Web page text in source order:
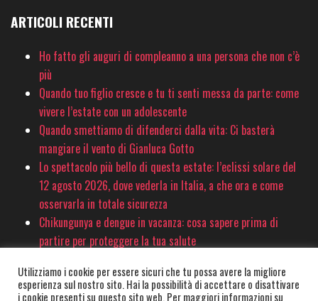
ARTICOLI RECENTI
Ho fatto gli auguri di compleanno a una persona che non c’è
più
Quando tuo figlio cresce e tu ti senti messa da parte: come
vivere l’estate con un adolescente
Quando smettiamo di difenderci dalla vita: Ci basterà
mangiare il vento di Gianluca Gotto
Lo spettacolo più bello di questa estate: l’eclissi solare del
12 agosto 2026, dove vederla in Italia, a che ora e come
osservarla in totale sicurezza
Chikungunya e dengue in vacanza: cosa sapere prima di
partire per proteggere la tua salute
© PinkSociety.it 2020-2026 - È vietata la copia e la riproduzione dei contenuti
Utilizziamo i cookie per essere sicuri che tu possa avere la migliore
esperienza sul nostro sito. Hai la possibilità di accettare o disattivare
i cookie presenti su questo sito web. Per maggiori informazioni su